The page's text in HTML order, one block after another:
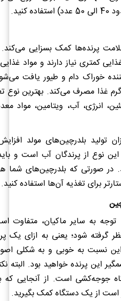
پرنده‌ها کمک بسزایی می‌کند.
کمتری نیاز دارند و مواد
خوراک دام و طیور یافت
روزانه حداکثر ۲۰ تا ۳۰ گرم غذا مصرف می‌کند.
انرژی، آب، ویتامین، مواد
تولید بلدرچین‌های مولد
برای تغذیه‌ آن‌ها استفاده کنید.
توجه به سایر ماکیان، متفاوت
گرفته شود؛ یعنی به ازای یک
این نسبت به خوبی و به شکلی
این پرنده خواهید بود. البته
جوجه‌کشی است. از آنجایی که
است از یک دستگاه کمک بگیرید.